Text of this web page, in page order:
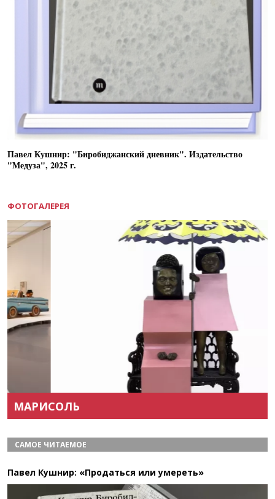
Павел Кушнир: "Биробиджанский дневник". Издательство
"Медуза", 2025 г.
ФОТОГАЛЕРЕЯ
МАРИСОЛЬ
САМОЕ ЧИТАЕМОЕ
Павел Кушнир: «Продаться или умереть»